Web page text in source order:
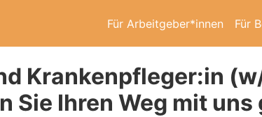
Für Arbeitgeber*innen Für
Krankenpfleger:in
Sie Ihren Weg mit uns